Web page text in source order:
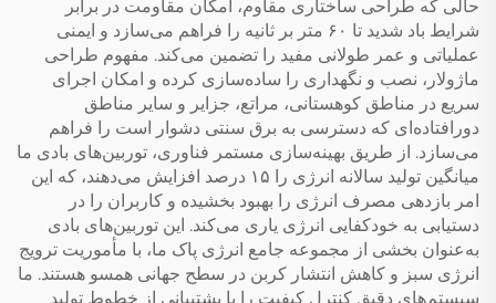
حالی که طراحی ساختاری مقاوم، امکان مقاومت در برابر
شرایط باد شدید تا ۶۰ متر بر ثانیه را فراهم می‌سازد و ایمنی
عملیاتی و عمر طولانی مفید را تضمین می‌کند. مفهوم طراحی
ماژولار، نصب و نگهداری را ساده‌سازی کرده و امکان اجرای
سریع در مناطق کوهستانی، مراتع، جزایر و سایر مناطق
دورافتاده‌ای که دسترسی به برق سنتی دشوار است را فراهم
می‌سازد. از طریق بهینه‌سازی مستمر فناوری، توربین‌های بادی ما
میانگین تولید سالانه انرژی را ۱۵ درصد افزایش می‌دهند، که این
امر بازدهی مصرف انرژی را بهبود بخشیده و کاربران را در
دستیابی به خودکفایی انرژی یاری می‌کند. این توربین‌های بادی
به‌عنوان بخشی از مجموعه جامع انرژی پاک ما، با مأموریت ترویج
انرژی سبز و کاهش انتشار کربن در سطح جهانی همسو هستند. ما
سیستم‌های دقیق کنترل کیفیت را با پشتیبانی از خطوط تولید